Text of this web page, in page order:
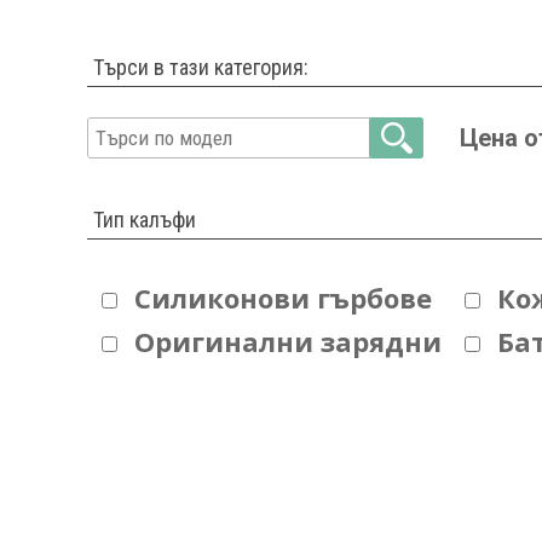
Търси в тази категория:
Цена
Тип калъфи
Силиконови гърбове
Оригинални зарядни